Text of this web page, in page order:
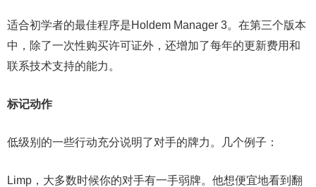
适合初学者的最佳程序是Holdem Manager 3。在第三个版本
中，除了一次性购买许可证外，还增加了每年的更新费用和
联系技术支持的能力。
标记动作
低级别的一些行动充分说明了对手的牌力。几个例子：
Limp，大多数时候你的对手有一手弱牌。他想便宜地看到翻